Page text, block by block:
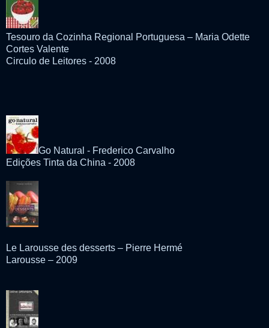
Tesouro da Cozinha Regional Portuguesa – Maria Odette
Cortes Valente
Circulo de Leitores - 2008
Go Natural - Frederico Carvalho
Edições Tinta da China - 2008
Le Larousse des desserts – Pierre Hermé
Larousse – 2009